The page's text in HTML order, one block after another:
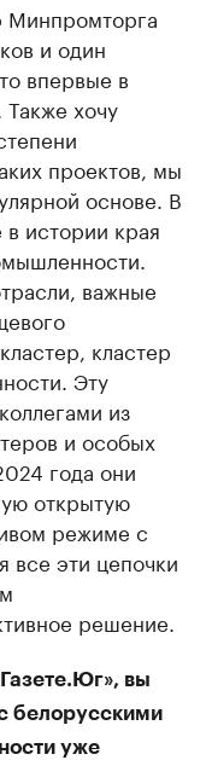
Минпромторга
и один
впервые в
хочу
проектов, мы
основе. В
истории края
важные
кластер
Эту
из
и особых
года они
открытую
режиме с
все эти цепочки
решение.
вы
белорусскими
уже